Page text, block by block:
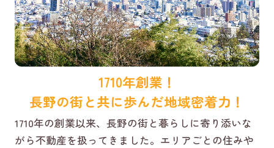
1710年創業！
長野の街と共に歩んだ地域密着力！
1710年の創業以来、長野の街と暮らしに寄り添いな
がら不動産を扱ってきました。エリアごとの住みや